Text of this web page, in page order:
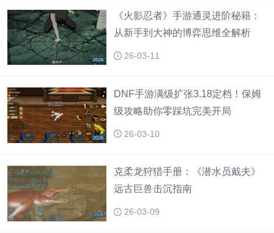
《火影忍者》手游通灵进阶秘籍：
从新手到大神的博弈思维全解析
26-03-11
DNF手游满级扩张3.18定档！保姆
级攻略助你零踩坑完美开局
26-03-10
克柔龙狩猎手册：《潜水员戴夫》
远古巨兽击沉指南
26-03-09